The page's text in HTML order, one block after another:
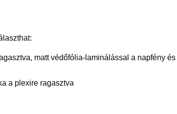
matt védőfólia-laminálással a napfény és
a plexire ragasztva